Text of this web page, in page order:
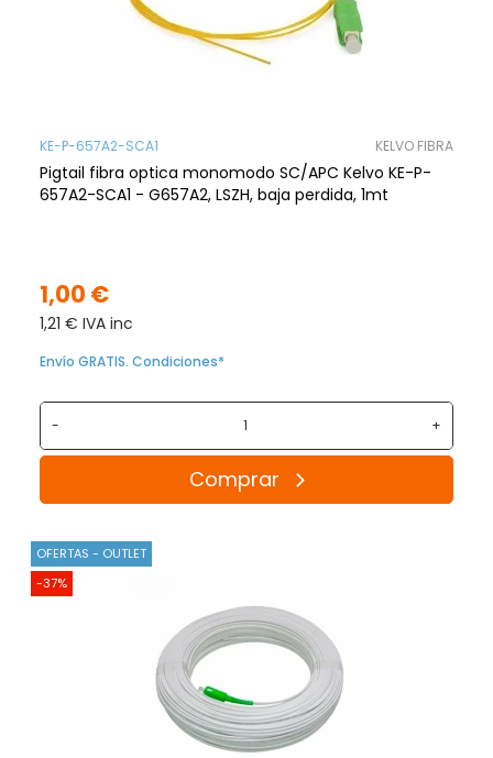
KE-P-657A2-SCA1 KELVO FIBRA
Pigtail fibra optica monomodo SC/APC Kelvo KE-P-
657A2-SCA1 - G657A2, LSZH, baja perdida, 1mt
1,00 €
1,21 € IVA inc
Envío GRATIS. Condiciones*
- +
Comprar
OFERTAS - OUTLET
-37%